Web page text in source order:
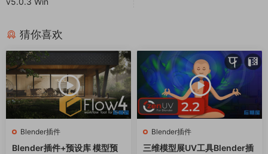
猜你喜欢
Blender插件
Blender插件+预设库 模型预
Blender插件
三维模型展UV工具Blender插